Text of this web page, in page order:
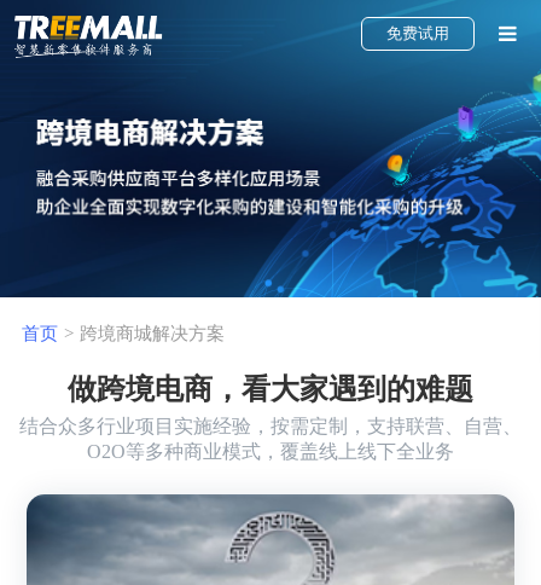
直播电商解决方案
社交电商解决方案
新零售电商解决方案
O2O电商解决方案
B2B电商解决方案
积分商城解决方案
跨境电商解决方案
农村电商解决方案
免费试用
首页 > 跨境商城解决方案
做跨境电商，看大家遇到的难题
结合众多行业项目实施经验，按需定制，支持联营、自营、
O2O等多种商业模式，覆盖线上线下全业务